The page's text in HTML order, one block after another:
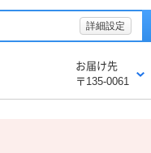
詳細設定
お届け先
〒135-0061